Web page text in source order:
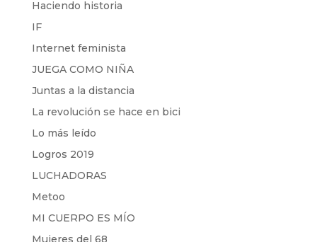
Haciendo historia
IF
Internet feminista
JUEGA COMO NIÑA
Juntas a la distancia
La revolución se hace en bici
Lo más leído
Logros 2019
LUCHADORAS
Metoo
MI CUERPO ES MÍO
Mujeres del 68